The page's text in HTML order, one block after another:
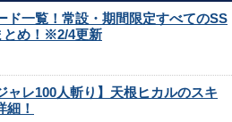
ド一覧！常設・期間限定すべてのSS
とめ！※2/4更新
ャレ100人斬り】天根ヒカルのスキ
細！